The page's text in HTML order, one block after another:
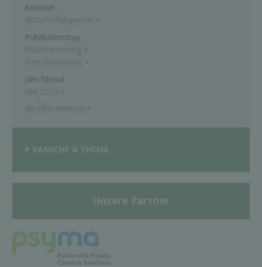
Anbieter
Wirtschaftskammer
×
Publikationstyp
Marktforschung ×
Trendforschung ×
Jahr/Monat
Okt 2015 ×
BRANCHE & THEMA
Unsere Partner